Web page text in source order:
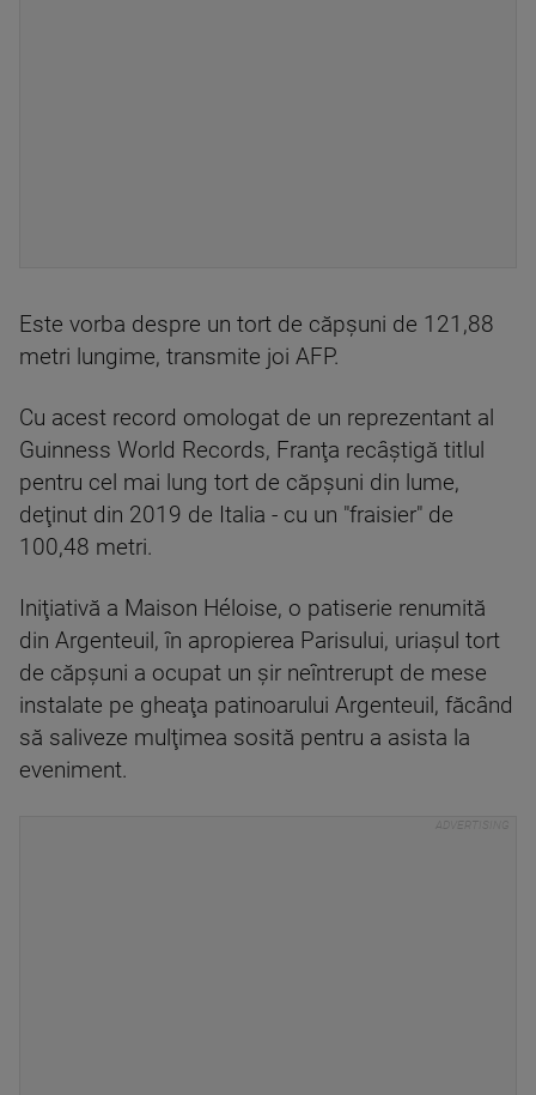
Este vorba despre un tort de căpşuni de 121,88
metri lungime, transmite joi AFP.
Cu acest record omologat de un reprezentant al
Guinness World Records, Franţa recâştigă titlul
pentru cel mai lung tort de căpşuni din lume,
deţinut din 2019 de Italia - cu un "fraisier" de
100,48 metri.
Iniţiativă a Maison Héloise, o patiserie renumită
din Argenteuil, în apropierea Parisului, uriaşul tort
de căpşuni a ocupat un şir neîntrerupt de mese
instalate pe gheaţa patinoarului Argenteuil, făcând
să saliveze mulţimea sosită pentru a asista la
eveniment.